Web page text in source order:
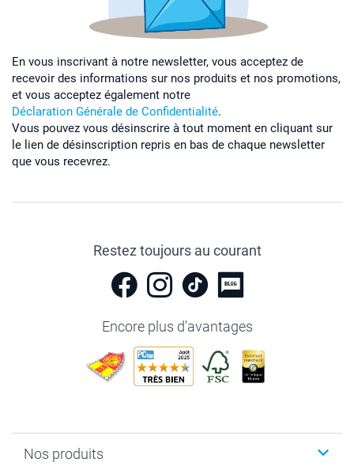
En vous inscrivant à notre newsletter, vous acceptez de
recevoir des informations sur nos produits et nos promotions,
et vous acceptez également notre
Déclaration Générale de Confidentialité.
Vous pouvez vous désinscrire à tout moment en cliquant sur
le lien de désinscription repris en bas de chaque newsletter
que vous recevrez.
Restez toujours au courant
Encore plus d'avantages
Nos produits